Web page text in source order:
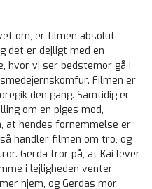
om, er filmen absolut
det er dejligt med en
hvor vi ser bedstemor gå i
Filmen er
den gang. Samtidig er
om en piges mod,
at hendes fornemmelse er
handler filmen om tro, og
Gerda tror på, at Kai lever
i lejligheden venter
hjem, og Gerdas mor